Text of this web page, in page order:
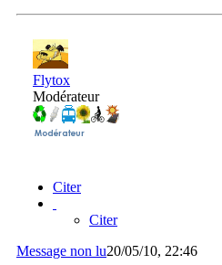
Flytox
Modérateur
Citer
Citer
Message non lu20/05/10, 22:46